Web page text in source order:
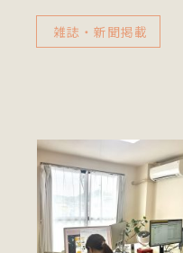
雑誌・新聞掲載